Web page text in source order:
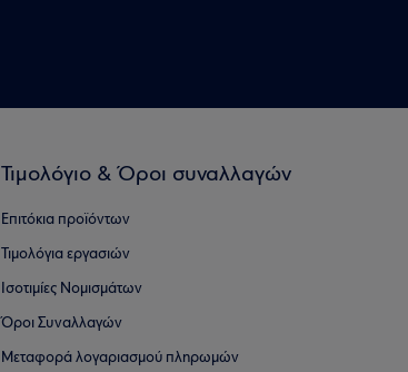
Τιμολόγιο & Όροι συναλλαγών
Επιτόκια προϊόντων
Τιμολόγια εργασιών
Ισοτιμίες Νομισμάτων
Όροι Συναλλαγών
Μεταφορά λογαριασμού πληρωμών